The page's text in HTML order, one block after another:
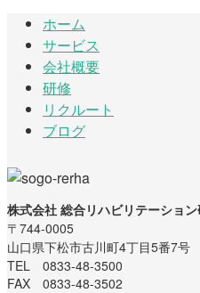
ホーム
サービス
会社概要
研修
リクルート
ブログ
株式会社 総合リハビリテーショ
〒744-0005
山口県下松市古川町4丁目5番7号
TEL 0833-48-3500
FAX 0833-48-3502